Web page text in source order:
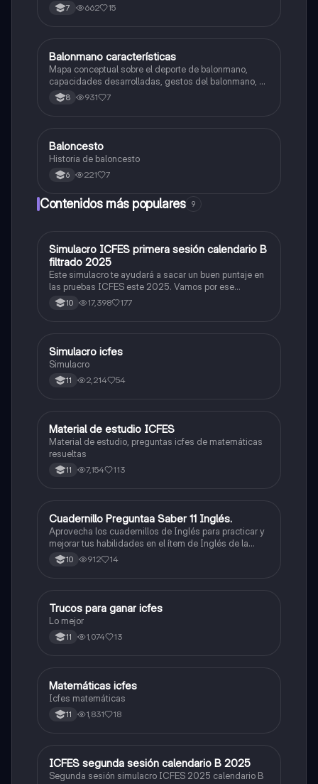
7 662 15
Educación Física
Balonmano características
Mapa conceptual sobre el deporte de balonmano,
capacidades desarrolladas, gestos del balonmano, el
juego, reglas etc...
8 931 7
Educación Física
Baloncesto
Historia de baloncesto
6 221 7
Contenidos más populares 9
ICFES: Matemáticas
Simulacro ICFES primera sesión calendario B
filtrado 2025
Este simulacro te ayudará a sacar un buen puntaje en
las pruebas ICFES este 2025. Vamos por ese
500/500. Y poder ser admitido en la universidad que
quieras, estudiar la carrera que quieres y no la que te
10 17,398 177
ICFES: Lectura Crítica
Simulacro icfes
Simulacro
11 2,214 54
ICFES: Matemáticas
Material de estudio ICFES
Material de estudio, preguntas icfes de matemáticas
resueltas
11 7,154 113
ICFES: Inglés
Cuadernillo Preguntaa Saber 11 Inglés.
Aprovecha los cuadernillos de Inglés para practicar y
mejorar tus habilidades en el ítem de Inglés de la
Prueba Saber 11. 🫡
10 912 14
Química
Trucos para ganar icfes
Lo mejor
11 1,074 13
ICFES: Matemáticas
Matemáticas icfes
Icfes matemáticas
11 1,831 18
ICFES: Lectura Crítica
ICFES segunda sesión calendario B 2025
Segunda sesión simulacro ICFES 2025 calendario B